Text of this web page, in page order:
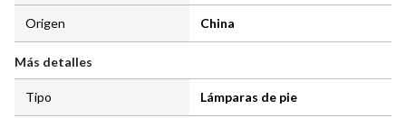
Origen China
Más detalles
Tipo Lámparas de pie